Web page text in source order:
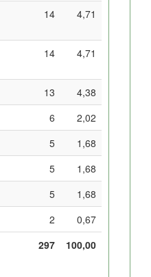
14 4,71
14 4,71
13
4,38
6
2,02
5
1,68
5
1,68
5
1,68
2
0,67
297
100,00